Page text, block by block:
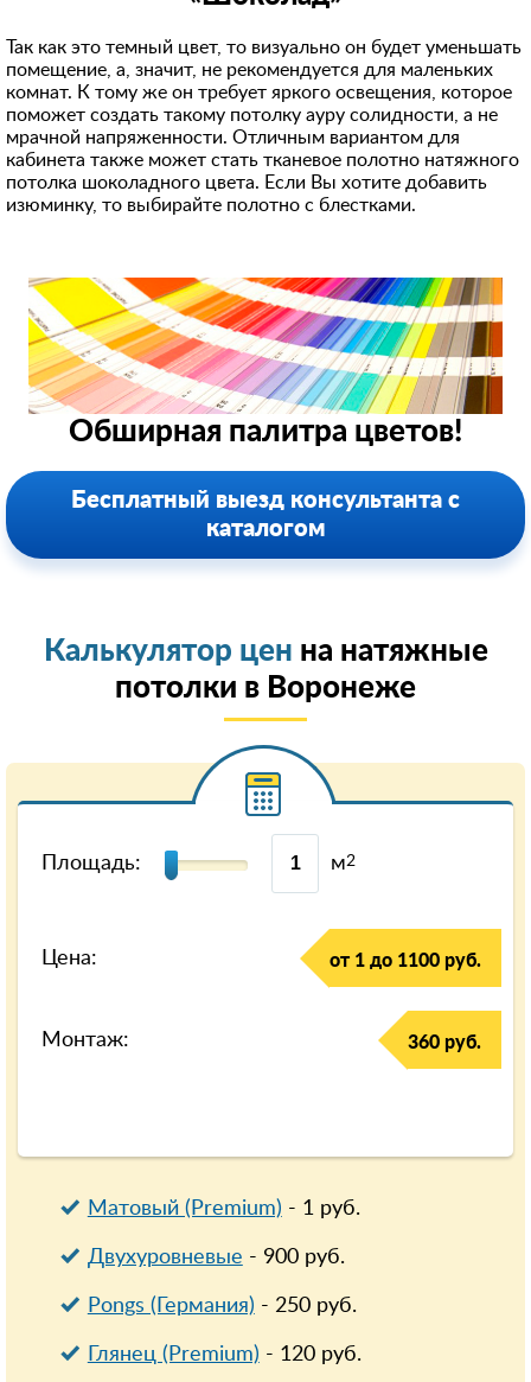
Так как это темный цвет, то визуально он будет уменьшать
помещение, а, значит, не рекомендуется для маленьких
комнат. К тому же он требует яркого освещения, которое
поможет создать такому потолку ауру солидности, а не
мрачной напряженности. Отличным вариантом для
кабинета также может стать тканевое полотно натяжного
потолка шоколадного цвета. Если Вы хотите добавить
изюминку, то выбирайте полотно с блестками.
Обширная палитра цветов!
Бесплатный выезд консультанта с
каталогом
Калькулятор цен на натяжные
потолки в Воронеже
Площадь: м2
Цена: от 1 до 1100 руб.
Монтаж: 360 руб.
Матовый (Premium) - 1руб.
Двухуровневые - 900руб.
Pongs (Германия) - 250руб.
Глянец (Premium) - 120руб.